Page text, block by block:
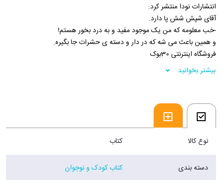
انتشارات نودا منتشر کرد:
آقای شپش شش پا دارد.
-خب معلومه که من یک موجود مفید و به درد بخور هستم!
و همین باعث می شه که در دار و دسته ی حشرات جا بگیره.
فروشگاه اینترنتی 30بوک
بیشتر بخوانید
نوع کالا کتاب
دسته بندی کتاب کودک و نوجوان